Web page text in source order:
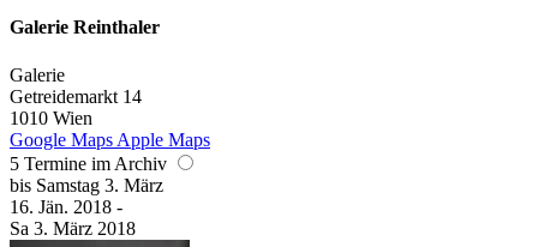
Galerie Reinthaler
Galerie
Getreidemarkt 14
1010 Wien
Google Maps Apple Maps
5 Termine im Archiv
bis Samstag 3. März
16. Jän. 2018 -
Sa 3. März 2018